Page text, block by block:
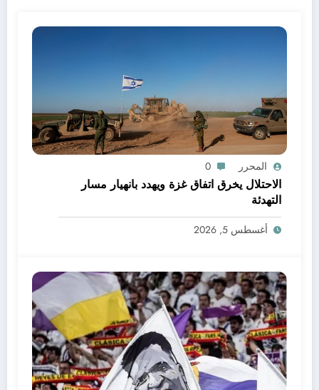
المحرر 0
الاحتلال يخرق اتفاق غزة ويهدد بانهيار مسار
التهدئة
أغسطس 5, 2026